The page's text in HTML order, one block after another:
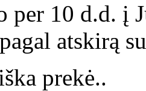
per 10 d.d. į
atskirą
prekė..